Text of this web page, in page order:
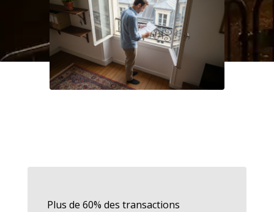
Plus de 60% des transactions